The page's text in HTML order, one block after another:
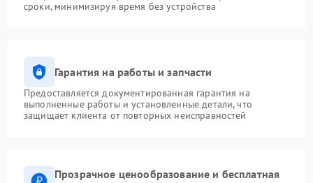
сроки, минимизируя время без устройства
Гарантия на работы и запчасти
Предоставляется документированная гарантия на
выполненные работы и установленные детали, что
защищает клиента от повторных неисправностей
Прозрачное ценообразование и бесплатная